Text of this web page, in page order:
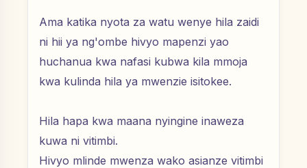
Ama katika nyota za watu wenye hila zaidi
ni hii ya ng'ombe hivyo mapenzi yao
huchanua kwa nafasi kubwa kila mmoja
kwa kulinda hila ya mwenzie isitokee.
Hila hapa kwa maana nyingine inaweza
kuwa ni vitimbi.
Hivyo mlinde mwenza wako asianze vitimbi